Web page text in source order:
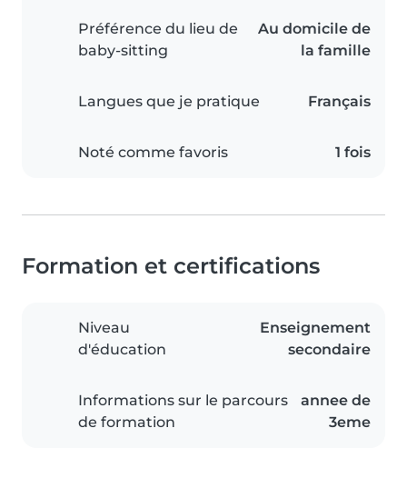
Préférence du lieu de
baby-sitting
Au domicile de
la famille
Langues que je pratique Français
Noté comme favoris 1 fois
Formation et certifications
Niveau
d'éducation
Enseignement
secondaire
Informations sur le parcours
de formation
annee de
3eme